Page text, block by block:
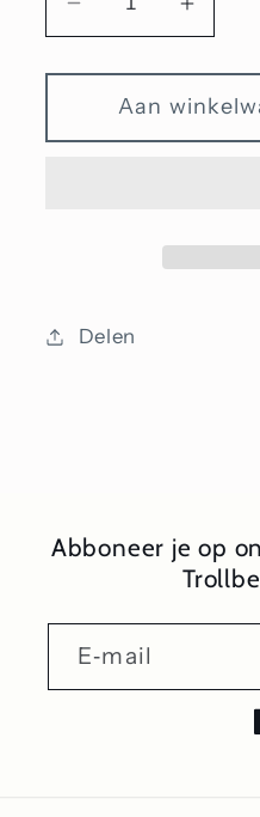
Aantal
verlagen
voor
Bedel
met
Aantal
voor
Bedel
met
Aan
Delen
Abboneer je op
E‑mail